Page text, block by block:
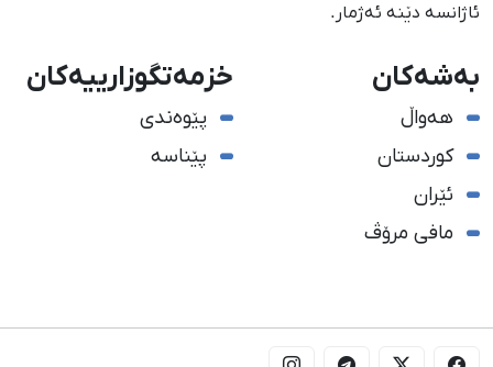
ئاژانسە دێنە ئەژمار.
بەشەکان
هەواڵ
کوردستان
ئێران
مافی مرۆڤ
خزمەتگوزارییەکان
پێوەندی
پێناسە